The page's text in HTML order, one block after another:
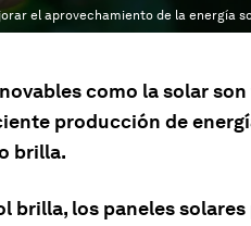
el aprovechamiento de la energía
como la solar
producción de
brilla.
brilla, los paneles